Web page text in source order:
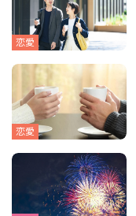
恋愛
恋愛